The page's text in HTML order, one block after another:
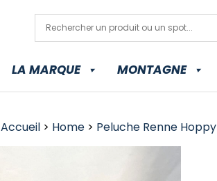
LA MARQUE MONTAGNE
Accueil > Home > Peluche Renne Hoppy